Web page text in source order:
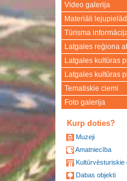
Video galerija
Materiāli
Tūrisma
Latgales reģiona
Latgales kultūras
Latgales kultūras
Tematiskie ciemi
Foto galerija
Kurp doties?
Muzeji
Amatniecība
Kultūrvēsturiskie
Dabas objekti